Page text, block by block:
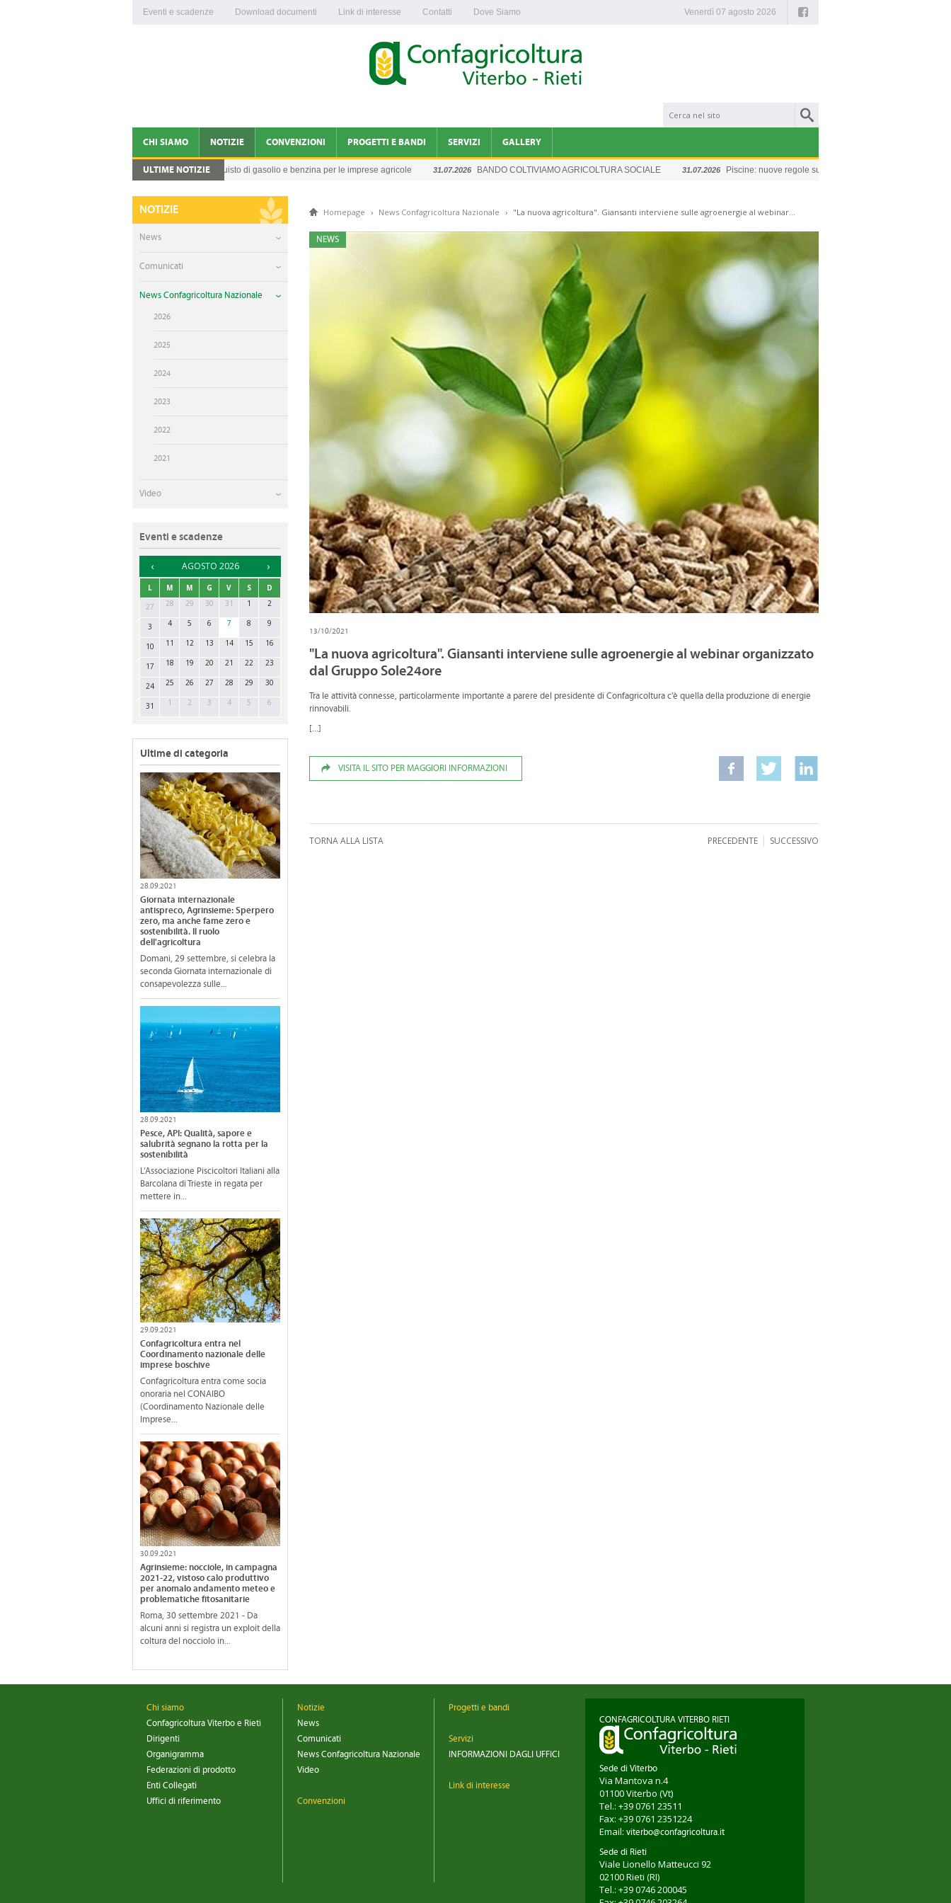
Eventi e scadenze Download documenti Link di interesse Contatti Dove Siamo Facebook
Venerdì 07 agosto 2026
CHI SIAMO
CONFAGRICOLTURA VITERBO E RIETI
ORGANIGRAMMA
FEDERAZIONI DI PRODOTTO
ENTI COLLEGATI
UFFICI DI RIFERIMENTO
NOTIZIE
NEWS
NEWS CONFAGRICOLTURA NAZIONALE
CONVENZIONI PROGETTI E BANDI SERVIZI
INFORMAZIONI DAGLI UFFICI
GALLERY
ULTIME NOTIZIE
Credito d’imposta per l'acquisto di gasolio e benzina per le imprese agricole 31.07.2026 BANDO COLTIVIAMO AGRICOLTURA SOCIALE 31.07.2026 Piscine: nuove regole sulla sicurezza
NOTIZIE
News
Comunicati
News Confagricoltura Nazionale
2026
2025
2024
2023
2022
2021
Video
Eventi e scadenze
AGOSTO 2026 ►
L M M G V S
D
27
28 29 30 31 1 2
3 4 5 6 7 8 9
10 11 12 13 14 15 16
17 18 19 20 21 22 23
24 25 26 27 28 29 30
31 1 2 3 4 5 6
Ultime di categoria
28.09.2021
Giornata internazionale
antispreco, Agrinsieme: Sperpero
zero, ma anche fame zero e
sostenibilità. Il ruolo
dell'agricoltura
Domani, 29 settembre, si celebra la
seconda Giornata internazionale di
consapevolezza sulle...
28.09.2021
Pesce, API: Qualità, sapore e
salubrità segnano la rotta per la
sostenibilità
L’Associazione Piscicoltori Italiani alla
Barcolana di Trieste in regata per
mettere in...
29.09.2021
Confagricoltura entra nel
Coordinamento nazionale delle
imprese boschive
Confagricoltura entra come socia
onoraria nel CONAIBO
(Coordinamento Nazionale delle
Imprese...
30.09.2021
Agrinsieme: nocciole, in campagna
2021-22, vistoso calo produttivo
per anomalo andamento meteo e
problematiche fitosanitarie
Roma, 30 settembre 2021 - Da
alcuni anni si registra un exploit della
coltura del nocciolo in...
Homepage › News Confagricoltura Nazionale › "La nuova agricoltura". Giansanti interviene sulle agroenergie al webinar...
NEWS
13/10/2021
"La nuova agricoltura". Giansanti interviene sulle agroenergie al webinar organizzato
dal Gruppo Sole24ore
Tra le attività connesse, particolarmente importante a parere del presidente di Confagricoltura c’è quella della produzione di energie
rinnovabili.
[...]
VISITA IL SITO PER MAGGIORI INFORMAZIONI
TORNA ALLA LISTA PRECEDENTE | SUCCESSIVO
Chi siamo
Confagricoltura Viterbo e Rieti
Dirigenti
Organigramma
Federazioni di prodotto
Enti Collegati
Uffici di riferimento
Notizie
News
Comunicati
News Confagricoltura Nazionale
Video
Convenzioni
Progetti e bandi
Servizi
INFORMAZIONI DAGLI UFFICI
Link di interesse
CONFAGRICOLTURA VITERBO RIETI
Sede di Viterbo
Via Mantova n.4
01100Viterbo (Vt)
Tel.: +39 0761 23511
Fax: +39 0761 2351224
Email:viterbo@confagricoltura.it
Sede di Rieti
Viale Lionello Matteucci 92
02100Rieti(RI)
Tel.: +39 0746 200045